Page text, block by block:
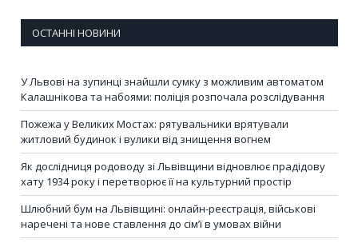
ОСТАННІ НОВИНИ
У Львові на зупинці знайшли сумку з можливим автоматом
Калашнікова та набоями: поліція розпочала розслідування
Пожежа у Великих Мостах: рятувальники врятували
житловий будинок і вулики від знищення вогнем
Як дослідниця родоводу зі Львівщини відновлює прадідову
хату 1934 року і перетворює її на культурний простір
Шлюбний бум на Львівщині: онлайн-реєстрація, військові
наречені та нове ставлення до сім’ї в умовах війни